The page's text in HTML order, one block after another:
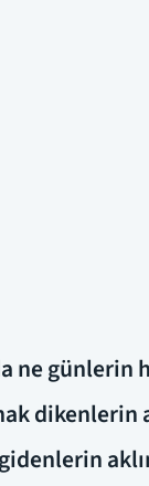
ne günlerin
dikenlerin